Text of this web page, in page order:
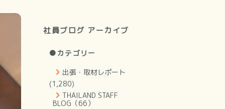
社員ブログ アーカイブ
●カテゴリー
出張・取材レポート
(1,280)
THAILAND STAFF
BLOG（66）